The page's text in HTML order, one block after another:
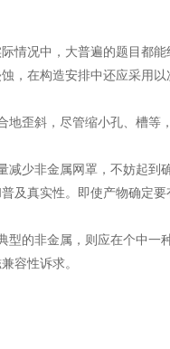
情况中，大普遍的题目都
，在构造安排中还应采用以
地歪斜，尽管缩小孔、槽
减少非金属网罩，不妨起
及真实性。即使产物确定
型的非金属，则应在个中
容性诉求。